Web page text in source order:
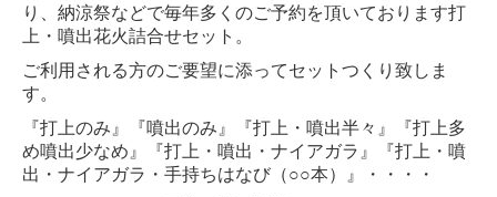
り、納涼祭などで毎年多くのご予約を頂いております打
上・噴出花火詰合せセット。
ご利用される方のご要望に添ってセットつくり致しま
す。
『打上のみ』『噴出のみ』『打上・噴出半々』『打上多
め噴出少なめ』『打上・噴出・ナイアガラ』『打上・噴
出・ナイアガラ・手持ちはなび（○○本）』・・・・